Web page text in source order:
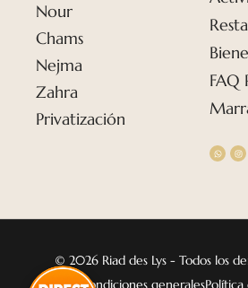
Nour
Chams
Nejma
Zahra
Privatización
FAQ
© 2026 Riad des Lys - Todos los
Condiciones generalesPolítica